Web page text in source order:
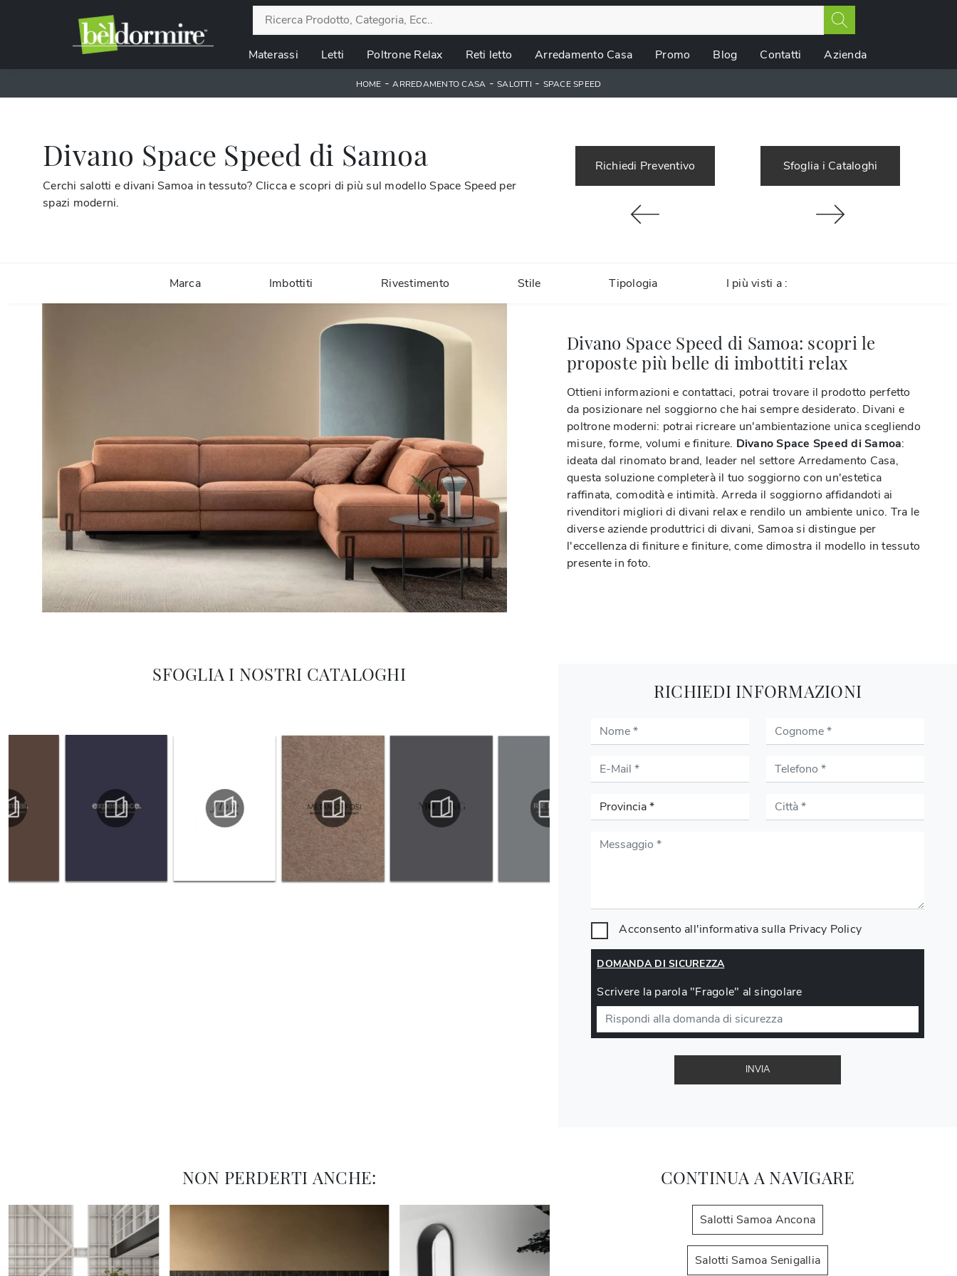
Materassi Letti Poltrone Relax Reti letto Arredamento Casa Promo Blog Contatti Azienda
HOME -ARREDAMENTO CASA -SALOTTI - SPACE SPEED
Divano Space Speed di Samoa
Cerchi salotti e divani Samoa in tessuto? Clicca e scopri di più sul modello Space Speed per
spazi moderni.
Richiedi Preventivo Sfoglia i Cataloghi
Marca Imbottiti Rivestimento Stile Tipologia I più visti a :
Divano Space Speed di Samoa: scopri le
proposte più belle di imbottiti relax
Ottieni informazioni e contattaci, potrai trovare il prodotto perfetto
da posizionare nel soggiorno che hai sempre desiderato. Divani e
poltrone moderni: potrai ricreare un'ambientazione unica scegliendo
misure, forme, volumi e finiture. Divano Space Speed di Samoa:
ideata dal rinomato brand, leader nel settore Arredamento Casa,
questa soluzione completerà il tuo soggiorno con un'estetica
raffinata, comodità e intimità. Arreda il soggiorno affidandoti ai
rivenditori migliori di divani relax e rendilo un ambiente unico. Tra le
diverse aziende produttrici di divani, Samoa si distingue per
l'eccellenza di finiture e finiture, come dimostra il modello in tessuto
presente in foto.
SFOGLIA I NOSTRI CATALOGHI
RICHIEDI INFORMAZIONI
Acconsento all'informativa sulla Privacy Policy
DOMANDA DI SICUREZZA
Scrivere la parola "Fragole" al singolare
INVIA
NON PERDERTI ANCHE: CONTINUA A NAVIGARE
Salotti Samoa Ancona
Salotti Samoa Senigallia